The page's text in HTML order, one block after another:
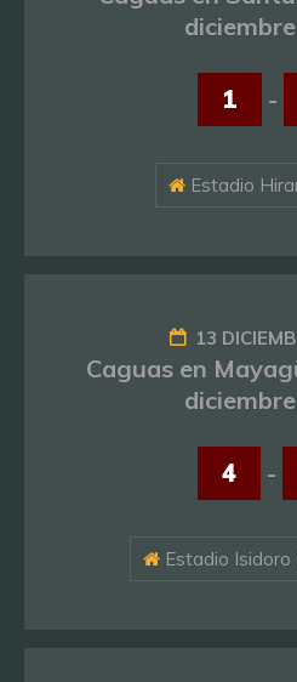
1 -
Estadio
13
Caguas en
4 -
Estadio Isidoro